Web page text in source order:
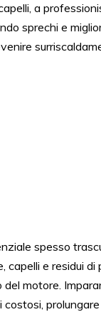
a
sprechi e
spesso
capelli e residui
del motore.